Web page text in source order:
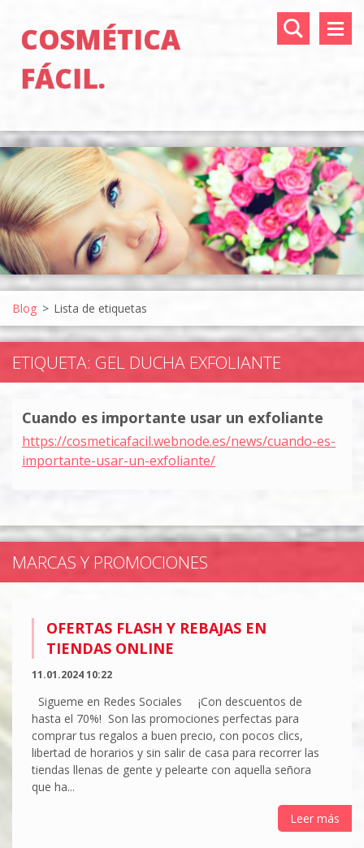
COSMÉTICA
FÁCIL.
Blog > Lista de etiquetas
ETIQUETA: GEL DUCHA EXFOLIANTE
Cuando es importante usar un exfoliante
https://cosmeticafacil.webnode.es/news/cuando-es-
importante-usar-un-exfoliante/
MARCAS Y PROMOCIONES
OFERTAS FLASH Y REBAJAS EN
TIENDAS ONLINE
11.01.2024 10:22
Sigueme en Redes Sociales ¡Con descuentos de
hasta el 70%! Son las promociones perfectas para
comprar tus regalos a buen precio, con pocos clics,
libertad de horarios y sin salir de casa para recorrer las
tiendas llenas de gente y pelearte con aquella señora
que ha...
Leer más